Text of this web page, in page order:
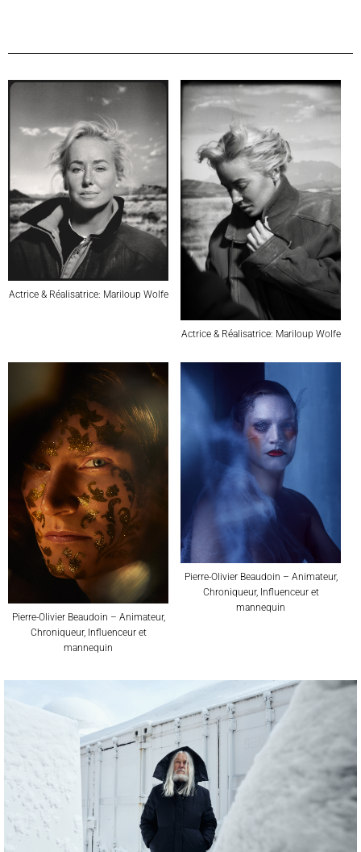
Actrice & Réalisatrice: Mariloup Wolfe
Actrice & Réalisatrice: Mariloup Wolfe
Pierre-Olivier Beaudoin – Animateur,
Chroniqueur, Influenceur et
mannequin
Pierre-Olivier Beaudoin – Animateur,
Chroniqueur, Influenceur et
mannequin